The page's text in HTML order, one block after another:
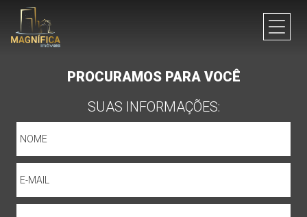
PROCURAMOS PARA VOCÊ
SUAS INFORMAÇÕES: